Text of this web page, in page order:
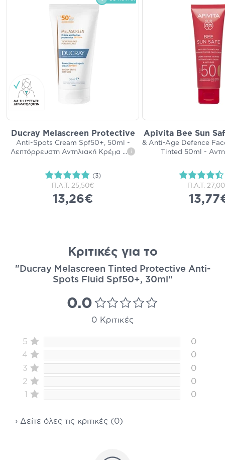
Ducray Melascreen Protective
Anti-Spots Cream Spf50+, 50ml -
Λεπτόρρευστη Αντηλιακή Κρέμα ... i
(3)
Π.Λ.Τ. 25,50€
13,26€
Apivita Bee Sun
& Anti-Age Defence
Tinted 50ml -
Π.Λ.Τ.
Κριτικές για το
"Ducray Melascreen Tinted Protective Anti-
Spots Fluid Spf50+, 30ml"
0.0
0 Κριτικές
5
0
4
0
3
0
2
0
1
0
› Δείτε όλες τις κριτικές (0)